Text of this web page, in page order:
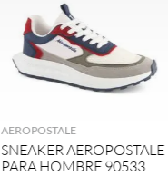
AGREGAR
AEROPOSTALE
SNEAKER AEROPOSTALE
PARA HOMBRE 90533